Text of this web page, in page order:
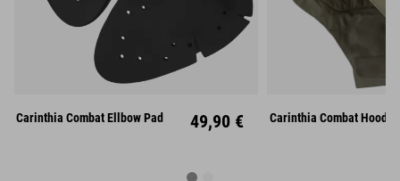
Carinthia Combat Ellbow Pad 49,90 € Carinthia Combat Hood -